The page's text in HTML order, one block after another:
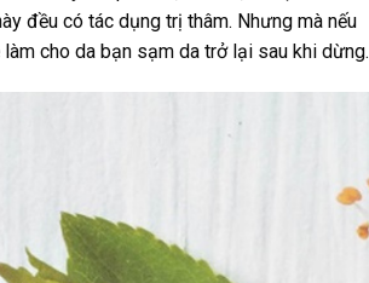
đều có tác dụng trị thâm. Nhưng mà nếu
cho da bạn sạm da trở lại sau khi dừng.